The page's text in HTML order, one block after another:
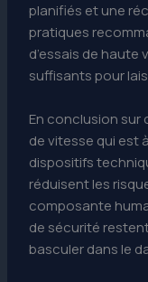
planifiés et une
pratiques
d’essais de haute
suffisants pour
En conclusion sur
de vitesse qui est
dispositifs
réduisent les
composante
de sécurité
basculer dans le